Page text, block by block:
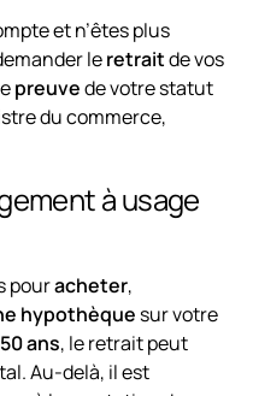
et n’êtes plus
leretraitde vos
preuvede votre statut
du commerce,
à usage
pouracheter,
hypothèque sur votre
50 ans, le retrait peut
Au-delà, il est